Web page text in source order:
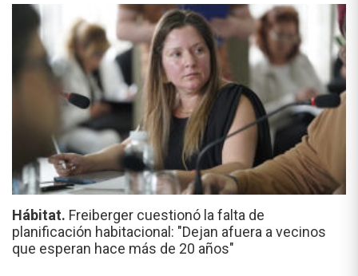
Hábitat. Freiberger cuestionó la falta de
planificación habitacional: "Dejan afuera a vecinos
que esperan hace más de 20 años"